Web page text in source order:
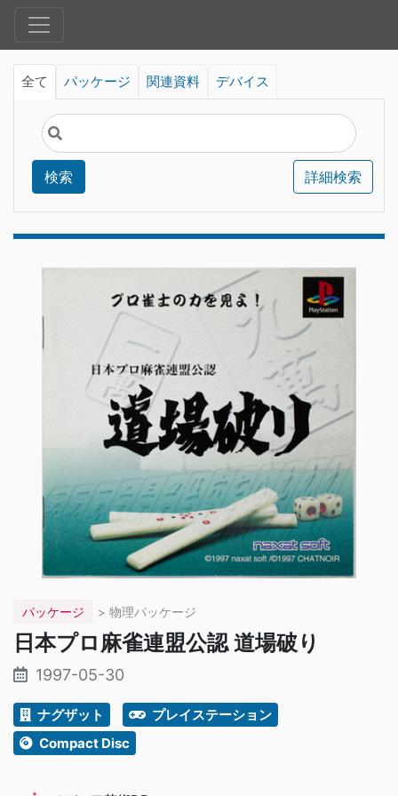
全て パッケージ 関連資料 デバイス
検索 詳細検索
パッケージ > 物理パッケージ
日本プロ麻雀連盟公認 道場破り
1997-05-30
ナグザット
プレイステーション
Compact Disc